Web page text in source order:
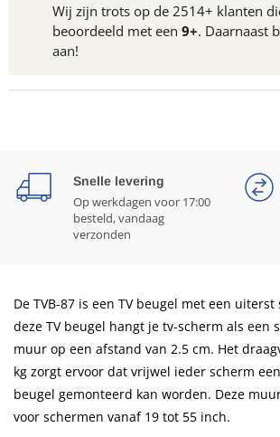
Wij zijn trots op de 2514+ klanten
beoordeeld met een 9+. Daarnaast
aan!
Snelle levering
Op werkdagen voor 17:00
besteld, vandaag
verzonden
De TVB-87 is een TV beugel met een
deze TV beugel hangt je tv-scherm als een
muur op een afstand van 2.5 cm. Het
kg zorgt ervoor dat vrijwel ieder scherm
beugel gemonteerd kan worden. Deze
voor schermen vanaf 19 tot 55 inch.